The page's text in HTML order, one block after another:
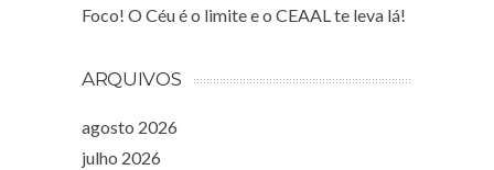
Foco! O Céu é o limite e o CEAAL te leva lá!
ARQUIVOS
agosto 2026
julho 2026